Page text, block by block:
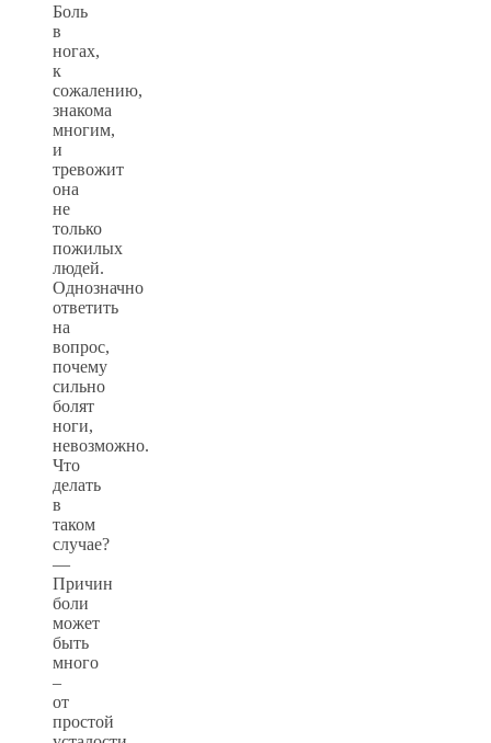
Боль
в
ногах,
к
сожалению,
знакома
многим,
и
тревожит
она
не
только
пожилых
людей.
Однозначно
ответить
на
вопрос,
почему
сильно
болят
ноги,
невозможно.
Что
делать
в
таком
случае?
—
Причин
боли
может
быть
много
–
от
простой